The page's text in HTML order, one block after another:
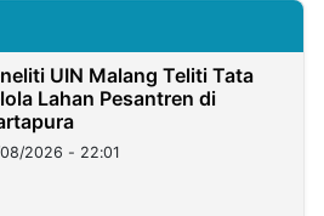
UIN Malang Teliti Tata
Lahan Pesantren di
2026 - 22:01